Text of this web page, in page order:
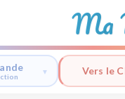
Ma
Vers le